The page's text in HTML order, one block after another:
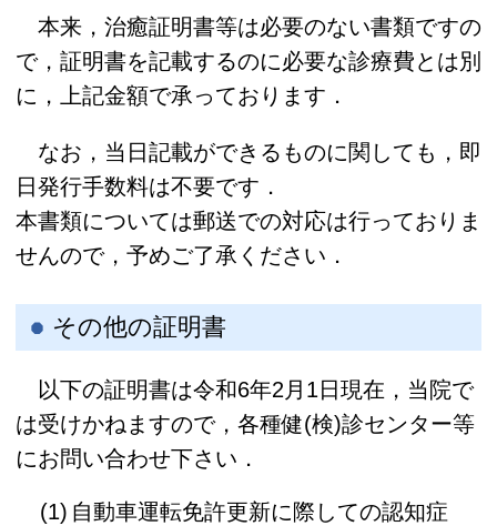
本来，治癒証明書等は必要のない書類ですの
で，証明書を記載するのに必要な診療費とは別
に，上記金額で承っております．
なお，当日記載ができるものに関しても，即
日発行手数料は不要です．
本書類については郵送での対応は行っておりま
せんので，予めご了承ください．
その他の証明書
以下の証明書は令和6年2月1日現在，当院で
は受けかねますので，各種健(検)診センター等
にお問い合わせ下さい．
自動車運転免許更新に際しての認知症